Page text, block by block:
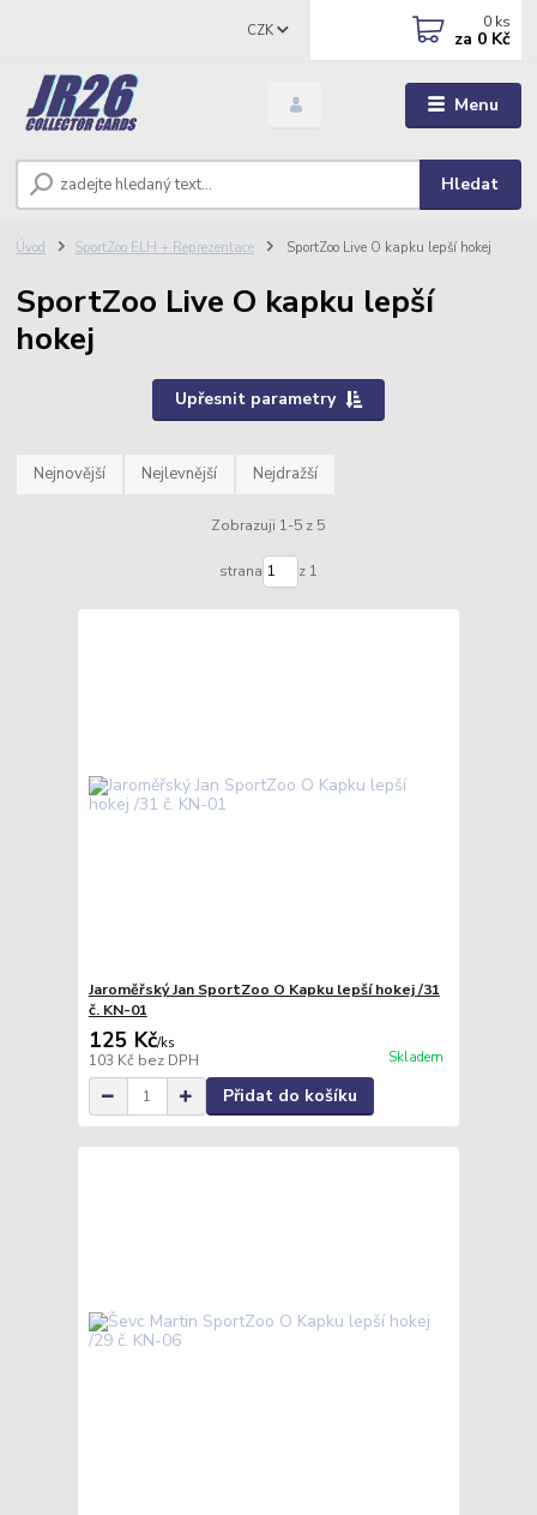
Menu
CZK
Hledat
0 ks
za 0 Kč
Úvod SportZoo ELH + Reprezentace SportZoo Live O kapku lepší hokej
SportZoo Live O kapku lepší
hokej
Upřesnit parametry
Nejnovější Nejlevnější Nejdražší
Zobrazuji 1-5 z 5
strana z 1
Jaroměřský Jan SportZoo O Kapku lepší hokej /31
č. KN-01
125 Kč/ks
103 Kč bez DPH Skladem
Přidat do košíku